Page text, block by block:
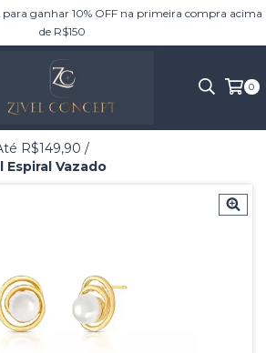
ganhar 10% OFF na primeira compra acima
de R$150
0
R$149,90 /
Espiral Vazado